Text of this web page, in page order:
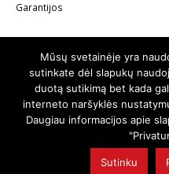
Garantijos
Telefonas:+370 602 62622
El.paštas: info@autodalykai.lt
Mūsų svetainėje yra
sutinkate dėl slapukų
duotą sutikimą bet kada
interneto naršyklės
Daugiau informacijos apie
Sutinku